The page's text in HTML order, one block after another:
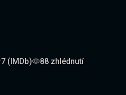
7 (IMDb) 88 zhlédnutí